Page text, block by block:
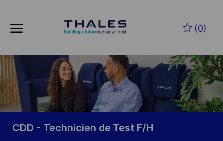
(0)
-
CDD - Technicien de Test F/H